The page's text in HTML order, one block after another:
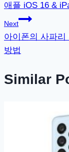
탐
색
애플 iOS 16 &
Next
아이폰의 사파
방법
Similar